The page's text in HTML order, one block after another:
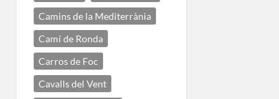
Camins de la Mediterrània
Camí de Ronda
Carros de Foc
Cavalls del Vent